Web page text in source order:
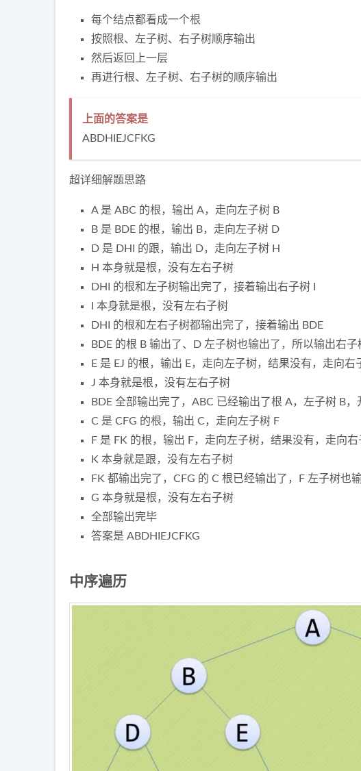
每个结点都看成一个根
按照根、左子树、右子树顺序输出
然后返回上一层
再进行根、左子树、右子树的顺序输出
上面的答案是
ABDHIEJCFKG
超详细解题思路
A 是 ABC 的根，输出 A，走向左子树 B
B 是 BDE 的根，输出 B，走向左子树 D
D 是 DHI 的跟，输出 D，走向左子树 H
H 本身就是根，没有左右子树
DHI 的根和左子树输出完了，接着输出右子树 I
I 本身就是根，没有左右子树
DHI 的根和左右子树都输出完了，接着输出 BDE
BDE 的根 B 输出了、D 左子树也输出了，所以输出右子
E 是 EJ 的根，输出 E，走向左子树，结果没有，走向右
J 本身就是根，没有左右子树
BDE 全部输出完了，ABC 已经输出了根 A，左子树 B
C 是 CFG 的根，输出 C，走向左子树 F
F 是 FK 的根，输出 F，走向左子树，结果没有，走向右
K 本身就是跟，没有左右子树
FK 都输出完了，CFG 的 C 根已经输出了，F 左子树也
G 本身就是根，没有左右子树
全部输出完毕
答案是 ABDHIEJCFKG
中序遍历